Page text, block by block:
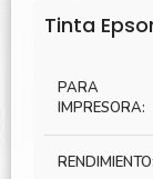
Tinta
PARA
IMPRESORA:
RENDIMIENTO: